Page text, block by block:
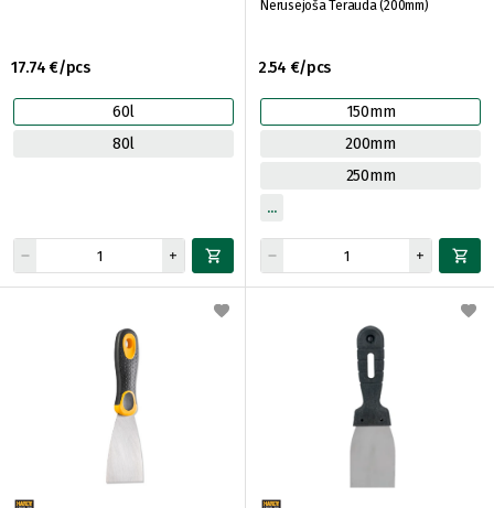
17.74 €/pcs
60l
80l
Nerūsējošā Tērauda (200mm)
2.54 €/pcs
150mm
200mm
250mm